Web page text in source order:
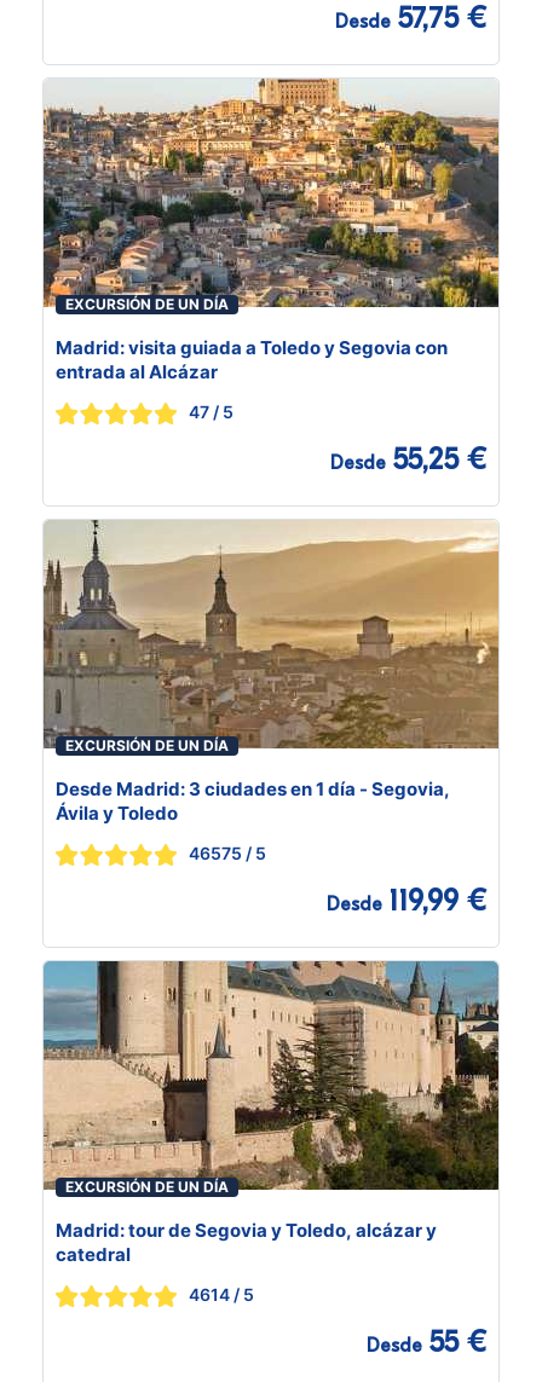
Desde 57,75 €
EXCURSIÓN DE UN DÍA
Madrid: visita guiada a Toledo y Segovia con
entrada al Alcázar
47 / 5
Desde 55,25 €
EXCURSIÓN DE UN DÍA
Desde Madrid: 3 ciudades en 1 día - Segovia,
Ávila y Toledo
46575 / 5
Desde 119,99 €
EXCURSIÓN DE UN DÍA
Madrid: tour de Segovia y Toledo, alcázar y
catedral
4614 / 5
Desde 55 €